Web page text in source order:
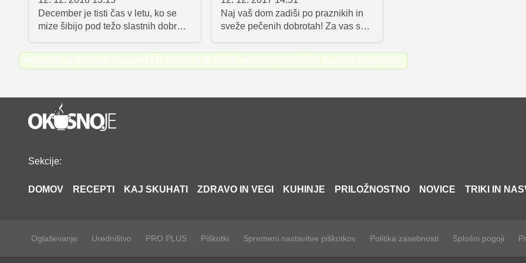
z veseljem nam je zaupala recept za
hitro pripravljeno sladico brez peke,
s katero boste zagotovo naredili vtis.
December je tisti čas v letu, ko se
mize šibijo pod težo slastnih dobrot.
pečenke in klobase, drugi na
piščanca, purana ali gos, spet tretji
pregrehe, predvsem piškoti,
medenjaki, potica in tudi šarkelj – ali
njegova dvobarna različica:
tipični božični sladici, o tem, kako
sta nastala, pa kroži na stotine
svete tri kralje kot tudi Rdečo kapico.
Naj vaš dom zadiši po praznikih in
sveže pečenih dobrotah! Za vas smo
receptov, ki so vas v lanskem letu
najbolj navdušili, med njimi pa so
PRIKAZAN JE SEZNAM ZADNJIH 23 ČLANKOV S KLJUČNO BESEDO PRAZNIČNA SLADICA BREZ PEKE.
Sekcije:
DOMOV RECEPTI KAJ SKUHATI ZDRAVO IN VEGI KUHINJE PRILOŽNOSTNO NOVICE TRIKI IN
Oglaševanje Uredništvo PRO PLUS Piškotki Spremeni nastavitve piškotkov Politika zasebnosti Splošni pogoji